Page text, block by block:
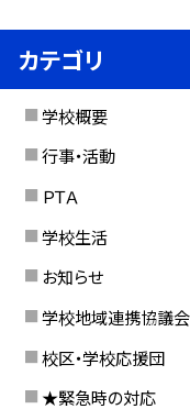
カテゴリ
学校概要
行事・活動
ＰＴＡ
学校生活
お知らせ
学校地域連携協議会
校区・学校応援団
★緊急時の対応